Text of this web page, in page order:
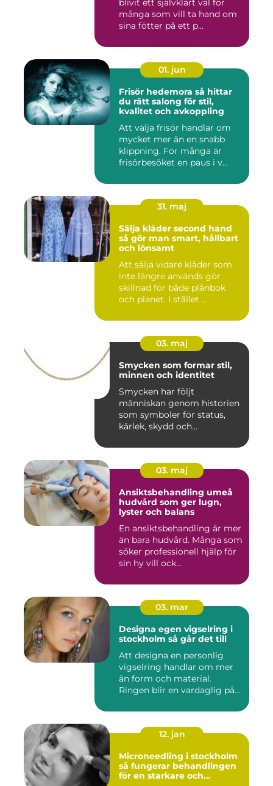
blivit ett självklart val för
många som vill ta hand om
sina fötter på ett p...
01. jun
Frisör hedemora så hittar
du rätt salong för stil,
kvalitet och avkoppling
Att välja frisör handlar om
mycket mer än en snabb
klippning. För många är
frisörbesöket en paus i v...
31. maj
Sälja kläder second hand
så gör man smart, hållbart
och lönsamt
Att sälja vidare kläder som
inte längre används gör
skillnad för både plånbok
och planet. I stället ...
03. maj
Smycken som formar stil,
minnen och identitet
Smycken har följt
människan genom historien
som symboler för status,
kärlek, skydd och
03. maj
Ansiktsbehandling umeå
hudvård som ger lugn,
lyster och balans
En ansiktsbehandling är mer
än bara hudvård. Många som
söker professionell hjälp för
sin hy vill ock...
03. mar
Designa egen vigselring i
stockholm så går det till
Att designa en personlig
vigselring handlar om mer
än form och material.
Ringen blir en vardaglig på...
12. jan
Microneedling i stockholm
så fungerar behandlingen
för en starkare och